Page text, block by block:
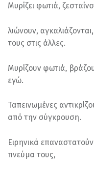
Μυρίζει φωτιά,
λιώνουν,
τους στις άλλες.
Μυρίζουν φωτιά,
εγώ.
Ταπεινωμένες
από την σύγκρουση.
Ειρηνικά
πνεύμα τους,